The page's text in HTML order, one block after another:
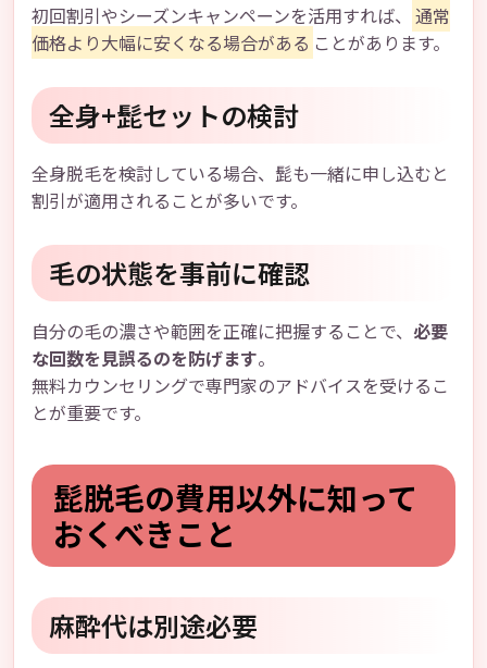
初回割引やシーズンキャンペーンを活用すれば、 通常
価格より大幅に安くなる場合がある ことがあります。
全身+髭セットの検討
全身脱毛を検討している場合、髭も一緒に申し込むと
割引が適用されることが多いです。
毛の状態を事前に確認
自分の毛の濃さや範囲を正確に把握することで、 必要
な回数を見誤るのを防げます。
無料カウンセリングで専門家のアドバイスを受けるこ
とが重要です。
髭脱毛の費用以外に知って
おくべきこと
麻酔代は別途必要